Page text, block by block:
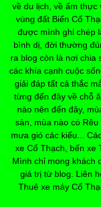
về du lịch, về ẩm thực
vùng đất Biển Cổ
được mình ghi chép
bình dị, đời thường
ra blog còn là nơi chia
các khía cạnh cuộc
giải đáp tất cả thắc
từng đến đây về chỗ
nào nên đến đây,
sản, mùa nào có
mưa gió các kiểu...
xe Cổ Thạch, bến xe
Mình chỉ mong khách
giá trị từ blog. Liên
Thuê xe máy Cổ